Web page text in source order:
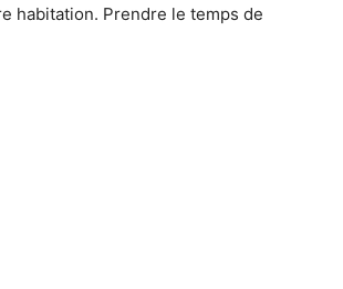
habitation. Prendre le temps de